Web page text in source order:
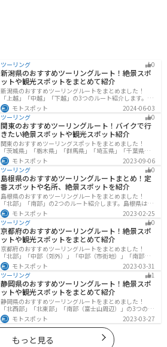
ツーリング 0
新潟県のおすすめツーリングルート！絶景スポ
ットや観光スポットをまとめて紹介
新潟県のおすすめツーリングルートをまとめました！
「上越」「中越」「下越」の3つのルート紹介します。自
然豊かな山と海、グルメも充実しており、自然を満喫す
るツーリングができます。バイクで新潟県にツーリング
に行く際は参考にしてください。
モトスポット
2024-06-03
ツーリング
0
関東のおすすめツーリングルート！バイクで行
きたい絶景スポットや観光スポット紹介
関東のおすすめツーリングスポットをまとめました！
「茨城県」「栃木県」「群馬県」「埼玉県」「千葉県」
「東京都」「神奈川県」の各県の観光地紹介します。自
然豊かな山々や湖、温泉地が点在し、四季折々の景色を
楽しめるスポットが多数あります。バイクで関東にツー
リングに行く際は参考にしてください。
モトスポット
2023-09-06
ツーリング
0
島根県のおすすめツーリングルートまとめ！定
番スポットや名所、絶景スポットを紹介
島根県のおすすめツーリングルートをまとめました！
「北部」「南部」の2つのルート紹介します。島根県は、
海と山が近く、1日で全然違う景色を堪能することができ
ます。バイクで島根県にツーリングに行く際は参考にし
てください。
モトスポット
2023-02-25
ツーリング
0
京都府のおすすめツーリングルート！絶景スポ
ットや観光スポットをまとめて紹介
京都府のおすすめツーリングルートをまとめました！
「北部」「中部（郊外）」「中部（市街地）」「南部」
の4つのルート紹介します。古い町並みや神社仏閣、自然
に囲まれた風光明媚なスポットが数多く存在し、様々な
楽しみ方ができます。バイクで京都府にツーリングに行
く際は参考にしてください。
モトスポット
2023-03-31
ツーリング
1
静岡県のおすすめツーリングルート！絶景スポ
ットや観光スポットをまとめて紹介
静岡県のおすすめツーリングルートをまとめました！
「北西部」「北東部」「南部（富士山周辺）」の3つのル
ート紹介します。富士山を中心に自然豊かな景色や食事
を楽しめるスポットが多数あります。バイクで静岡県に
ツーリングに行く際は参考にしてください。
モトスポット 2023-03-27
もっと見る